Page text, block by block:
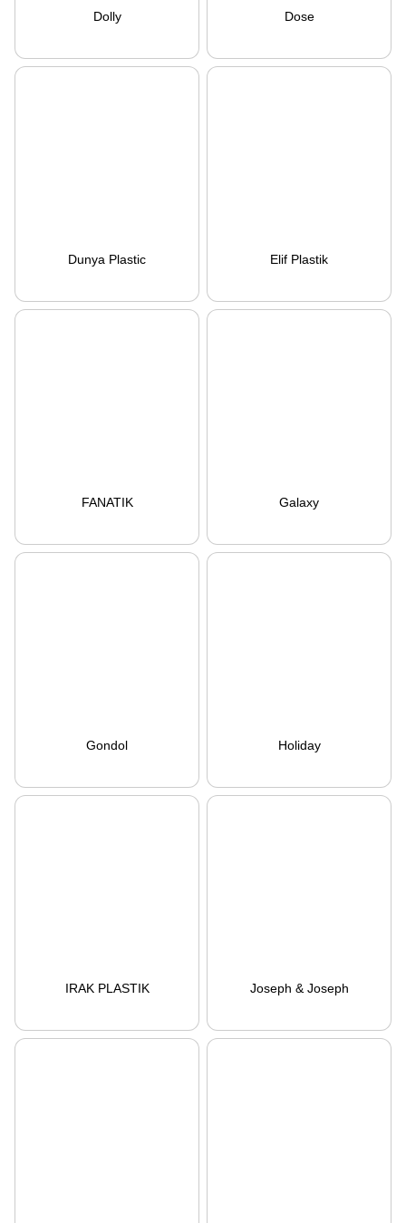
Dolly Dose
Dunya Plastic Elif Plastik
FANATIK Galaxy
Gondol Holiday
IRAK PLASTIK Joseph & Joseph